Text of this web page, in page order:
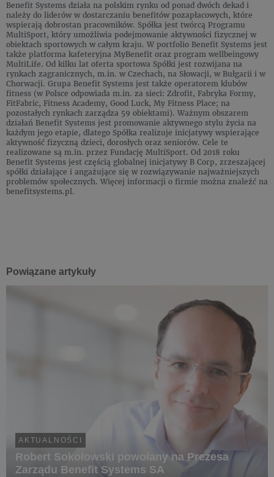
Benefit Systems działa na polskim rynku od ponad dwóch dekad i
należy do liderów w dostarczaniu benefitów pozapłacowych, które
wspierają dobrostan pracowników. Spółka jest twórcą Programu
MultiSport, który umożliwia podejmowanie aktywności fizycznej w
obiektach sportowych w całym kraju. W portfolio Benefit Systems jest
także platforma kafeteryjna MyBenefit oraz program wellbeingowy
MultiLife. Od kilku lat oferta sportowa Spółki jest rozwijana na
rynkach zagranicznych, m.in. w Czechach, na Słowacji, w Bułgarii i w
Chorwacji. Grupa Benefit Systems jest także operatorem klubów
fitness (w Polsce odpowiada m.in. za sieci: Zdrofit, Fabryka Formy,
FitFabric, Fitness Academy, Good Luck, My Fitness Place; na
pozostałych rynkach zarządza 59 obiektami). Ważnym obszarem
działań Benefit Systems jest promowanie aktywnego stylu życia na
każdym jego etapie, dlatego Spółka realizuje inicjatywy wspierające
aktywność fizyczną dzieci, dorosłych oraz seniorów. Cele te
realizowane są m.in. przez Fundację MultiSport. Od 2018 roku
Benefit Systems jest częścią globalnej inicjatywy B Corp, zrzeszającej
spółki działające i angażujące się w rozwiązywanie najważniejszych
problemów społecznych. Więcej informacji o firmie można znaleźć na
benefitsystems.pl.
Powiązane artykuły
AKTUALNOŚCI
Robert Sokołowski powołany na Prezesa
Zarządu Benefit Systems SA